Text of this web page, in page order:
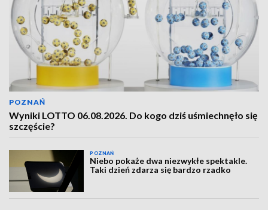
POZNAŃ
Wyniki LOTTO 06.08.2026. Do kogo dziś uśmiechnęło się
szczęście?
POZNAŃ
Niebo pokaże dwa niezwykłe spektakle.
Taki dzień zdarza się bardzo rzadko